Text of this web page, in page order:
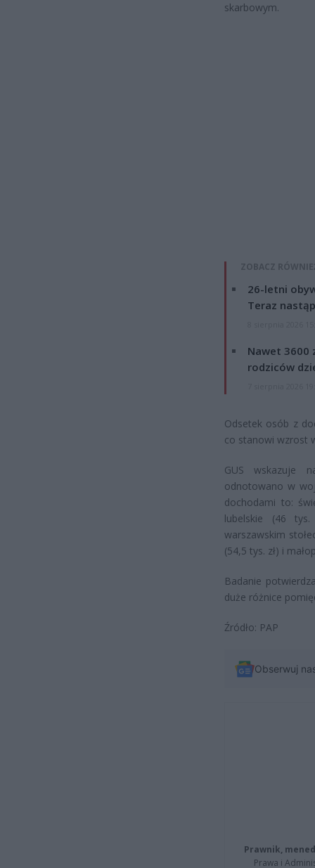
skarbowym.
ZOBACZ
26-letni
Teraz
Nawet 3600
rodziców
Odsetek osób z
co stanowi wzrost
GUS wskazuje
odnotowano w
dochodami to:
lubelskie (46
warszawskim
(54,5 tys. zł) i
Badanie
duże różnice
Źródło: PAP
Obserwuj
Prawnik,
Prawa i